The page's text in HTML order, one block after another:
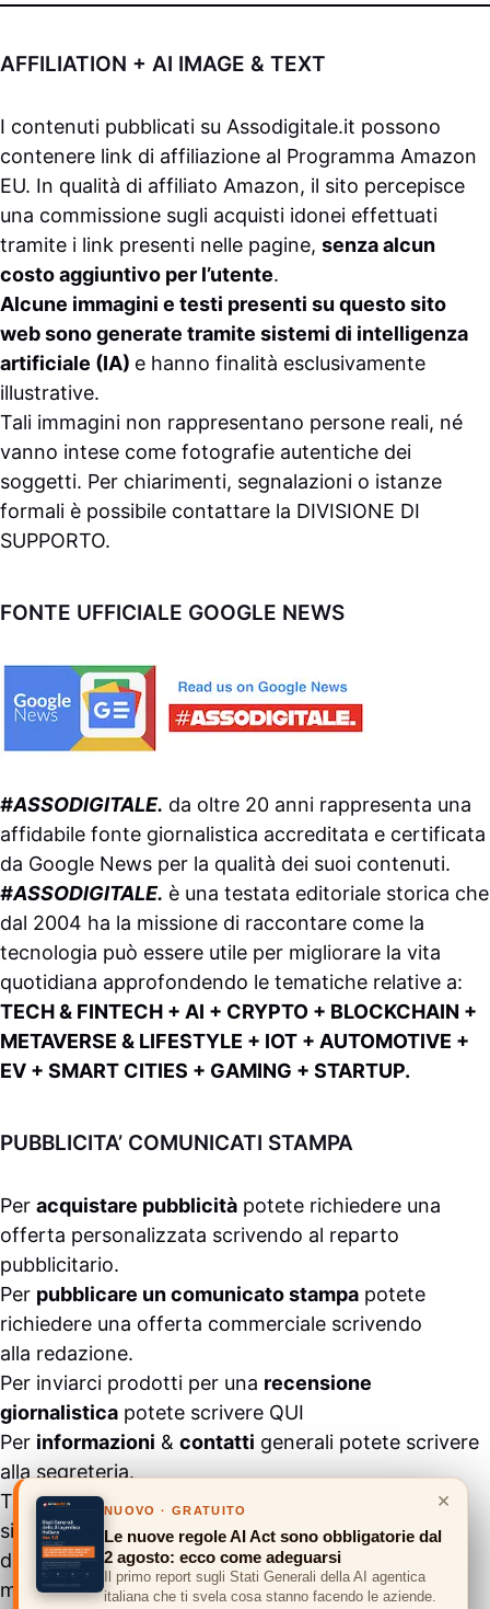
AFFILIATION + AI IMAGE & TEXT
I contenuti pubblicati su Assodigitale.it possono
contenere link di affiliazione al Programma Amazon
EU. In qualità di affiliato Amazon, il sito percepisce
una commissione sugli acquisti idonei effettuati
tramite i link presenti nelle pagine, senza alcun
costo aggiuntivo per l’utente.
Alcune immagini e testi presenti su questo sito
web sono generate tramite sistemi di intelligenza
artificiale (IA) e hanno finalità esclusivamente
illustrative.
Tali immagini non rappresentano persone reali, né
vanno intese come fotografie autentiche dei
soggetti. Per chiarimenti, segnalazioni o istanze
formali è possibile contattare la DIVISIONE DI
SUPPORTO.
FONTE UFFICIALE GOOGLE NEWS
#ASSODIGITALE. da oltre 20 anni rappresenta una
affidabile fonte giornalistica accreditata e certificata
da Google News per la qualità dei suoi contenuti.
#ASSODIGITALE. è una testata editoriale storica che
dal 2004 ha la missione di raccontare come la
tecnologia può essere utile per migliorare la vita
quotidiana approfondendo le tematiche relative a:
TECH & FINTECH + AI + CRYPTO + BLOCKCHAIN +
METAVERSE & LIFESTYLE + IOT + AUTOMOTIVE +
EV + SMART CITIES + GAMING + STARTUP.
PUBBLICITA’ COMUNICATI STAMPA
Per acquistare pubblicità potete richiedere una
offerta personalizzata scrivendo al reparto
pubblicitario.
Per pubblicare un comunicato stampa potete
richiedere una offerta commerciale scrivendo
alla redazione.
Per inviarci prodotti per una recensione
giornalistica potete scrivere QUI
Per informazioni & contatti generali potete scrivere
alla segreteria.
Tutti i contenuti pubblicati all’interno del
sito #ASSODIGITALE.“Copyright 2024” non sono
duplicabili e/o riproducibili in nessuna forma,
ma possono essere citati inserendo un link
×
NUOVO · GRATUITO
Le nuove regole AI Act sono obbligatorie dal
2 agosto: ecco come adeguarsi
Il primo report sugli Stati Generali della AI agentica
italiana che ti svela cosa stanno facendo le aziende.